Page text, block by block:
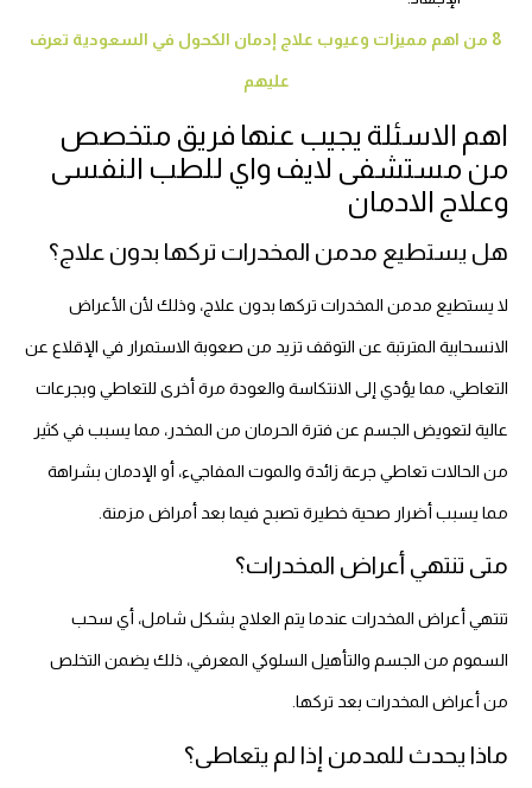
8 من اهم مميزات وعيوب علاج إدمان الكحول في السعودية تعرف
عليهم
اهم الاسئلة يجيب عنها فريق متخصص
من مستشفى لايف واي للطب النفسى
وعلاج الادمان
هل يستطيع مدمن المخدرات تركها بدون علاج؟
لا يستطيع مدمن المخدرات تركها بدون علاج، وذلك لأن الأعراض
الانسحابية المترتبة عن التوقف تزيد من صعوبة الاستمرار في الإقلاع عن
التعاطي، مما يؤدي إلى الانتكاسة والعودة مرة أخرى للتعاطي وبجرعات
عالية لتعويض الجسم عن فترة الحرمان من المخدر، مما يسبب في كثير
من الحالات تعاطي جرعة زائدة والموت المفاجيء، أو الإدمان بشراهة
مما يسبب أضرار صحية خطيرة تصبح فيما بعد أمراض مزمنة.
متى تنتهي أعراض المخدرات؟
تنتهي أعراض المخدرات عندما يتم العلاج بشكل شامل، أي سحب
السموم من الجسم والتأهيل السلوكي المعرفي، ذلك يضمن التخلص
من أعراض المخدرات بعد تركها.
ماذا يحدث للمدمن إذا لم يتعاطى؟